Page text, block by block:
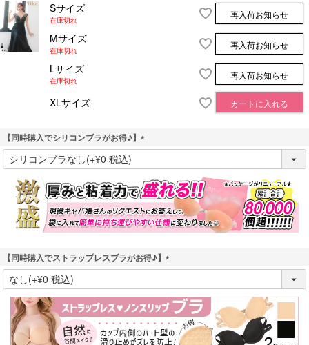
Sサイズ
在庫切れ
再入荷お知らせ
Mサイズ
在庫切れ
再入荷お知らせ
Lサイズ
在庫切れ
再入荷お知らせ
XLサイズ カートに入れる
【同時購入でシリコンブラがお得♪】
(
必
須
)
【同時購入でストラップレスブラがお得♪】
(
必
須
)